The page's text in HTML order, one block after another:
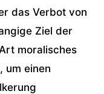
das Verbot von
Ziel der
moralisches
um einen